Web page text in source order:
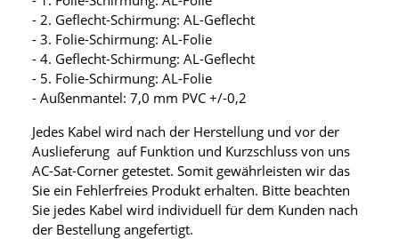
- 2. Geflecht-Schirmung: AL-Geflecht
- 3. Folie-Schirmung: AL-Folie
- 4. Geflecht-Schirmung: AL-Geflecht
- 5. Folie-Schirmung: AL-Folie
- Außenmantel: 7,0 mm PVC +/-0,2
Jedes Kabel wird nach der Herstellung und vor der
Auslieferung auf Funktion und Kurzschluss von uns
AC-Sat-Corner getestet. Somit gewährleisten wir das
Sie ein Fehlerfreies Produkt erhalten. Bitte beachten
Sie jedes Kabel wird individuell für dem Kunden nach
der Bestellung angefertigt.